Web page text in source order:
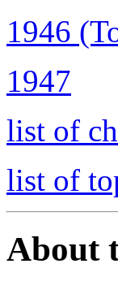
1946
1947
list of
list of
About